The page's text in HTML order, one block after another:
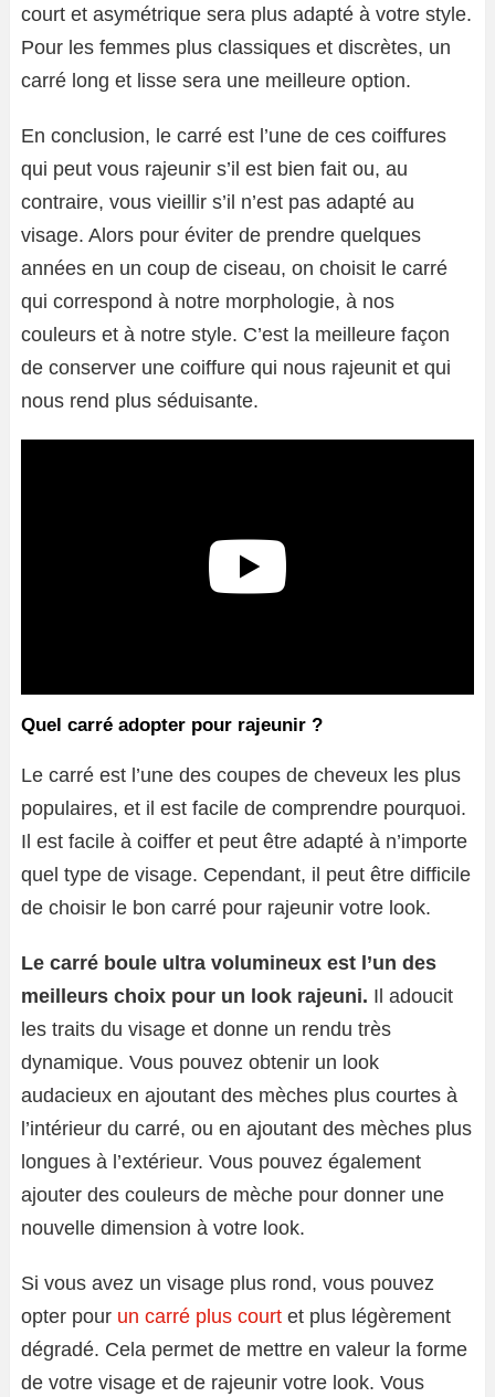
court et asymétrique sera plus adapté à votre style.
Pour les femmes plus classiques et discrètes, un
carré long et lisse sera une meilleure option.
En conclusion, le carré est l’une de ces coiffures
qui peut vous rajeunir s’il est bien fait ou, au
contraire, vous vieillir s’il n’est pas adapté au
visage. Alors pour éviter de prendre quelques
années en un coup de ciseau, on choisit le carré
qui correspond à notre morphologie, à nos
couleurs et à notre style. C’est la meilleure façon
de conserver une coiffure qui nous rajeunit et qui
nous rend plus séduisante.
Quel carré adopter pour rajeunir ?
Le carré est l’une des coupes de cheveux les plus
populaires, et il est facile de comprendre pourquoi.
Il est facile à coiffer et peut être adapté à n’importe
quel type de visage. Cependant, il peut être difficile
de choisir le bon carré pour rajeunir votre look.
Le carré boule ultra volumineux est l’un des
meilleurs choix pour un look rajeuni. Il adoucit
les traits du visage et donne un rendu très
dynamique. Vous pouvez obtenir un look
audacieux en ajoutant des mèches plus courtes à
l’intérieur du carré, ou en ajoutant des mèches plus
longues à l’extérieur. Vous pouvez également
ajouter des couleurs de mèche pour donner une
nouvelle dimension à votre look.
Si vous avez un visage plus rond, vous pouvez
opter pour un carré plus court et plus légèrement
dégradé. Cela permet de mettre en valeur la forme
de votre visage et de rajeunir votre look. Vous